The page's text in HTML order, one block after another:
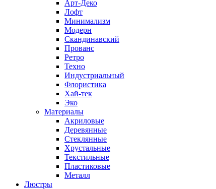
Арт-Деко
Лофт
Минимализм
Модерн
Скандинавский
Прованс
Ретро
Техно
Индустриальный
Флористика
Хай-тек
Эко
Материалы
Акриловые
Деревянные
Стеклянные
Хрустальные
Текстильные
Пластиковые
Металл
Люстры